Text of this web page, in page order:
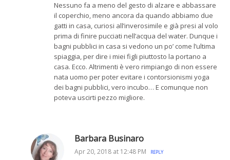
Nessuno fa a meno del gesto di alzare e abbassare
il coperchio, meno ancora da quando abbiamo due
gatti in casa, curiosi all’inverosimile e già presi al volo
prima di finire pucciati nell’acqua del water. Dunque i
bagni pubblici in casa si vedono un po’ come l’ultima
spiaggia, per dire i miei figli piuttosto la portano a
casa. Ecco. Altrimenti è vero rimpiango di non essere
nata uomo per poter evitare i contorsionismi yoga
dei bagni pubblici, vero incubo… E comunque non
poteva uscirti pezzo migliore.
Barbara Businaro
Apr 20, 2018 at 12:48 PM REPLY